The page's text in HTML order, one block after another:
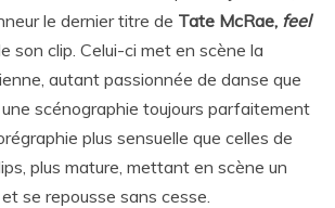
le dernier titre de Tate McRae, feel
son clip. Celui-ci met en scène la
autant passionnée de danse que
scénographie toujours parfaitement
plus sensuelle que celles de
plus mature, mettant en scène un
se repousse sans cesse.